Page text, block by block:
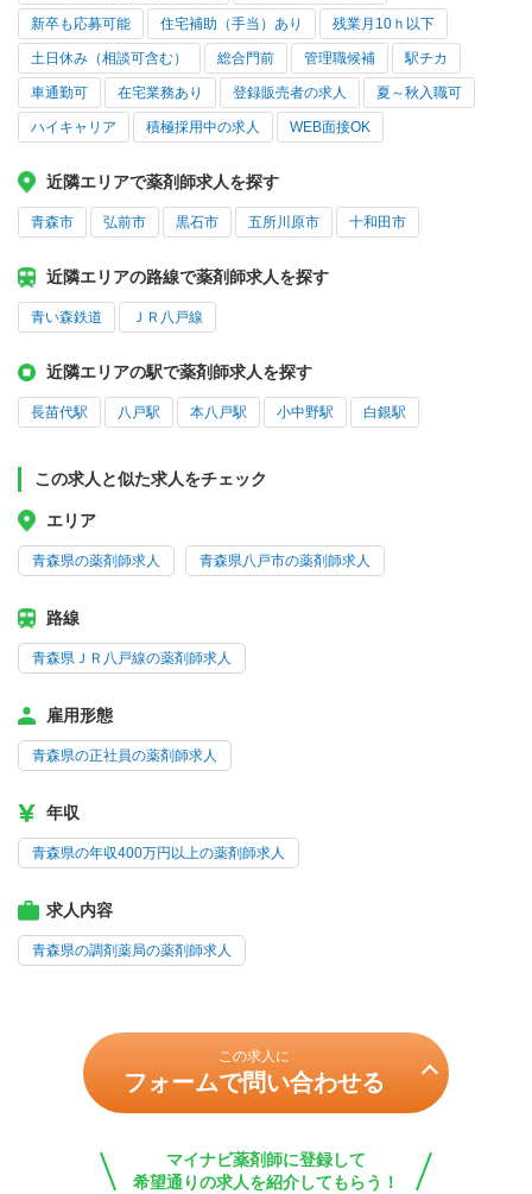
新卒も応募可能 住宅補助（手当）あり 残業月10ｈ以下
土日休み（相談可含む） 総合門前 管理職候補 駅チカ
車通勤可 在宅業務あり 登録販売者の求人 夏～秋入職可
ハイキャリア 積極採用中の求人 WEB面接OK
近隣エリアで薬剤師求人を探す
青森市 弘前市 黒石市 五所川原市 十和田市
近隣エリアの路線で薬剤師求人を探す
青い森鉄道 ＪＲ八戸線
近隣エリアの駅で薬剤師求人を探す
長苗代駅 八戸駅 本八戸駅 小中野駅 白銀駅
この求人と似た求人をチェック
エリア
青森県の薬剤師求人 青森県八戸市の薬剤師求人
路線
青森県ＪＲ八戸線の薬剤師求人
雇用形態
青森県の正社員の薬剤師求人
年収
青森県の年収400万円以上の薬剤師求人
求人内容
青森県の調剤薬局の薬剤師求人
この求人に
フォームで問い合わせる
マイナビ薬剤師に登録して
希望通りの求人を紹介してもらう！